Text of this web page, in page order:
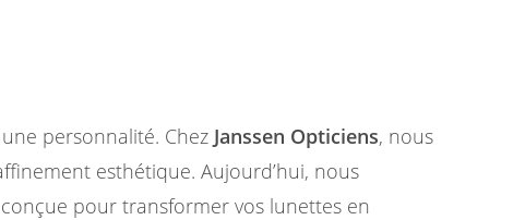
personnalité. Chez Janssen Opticiens, nous
esthétique. Aujourd’hui, nous
pour transformer vos lunettes en